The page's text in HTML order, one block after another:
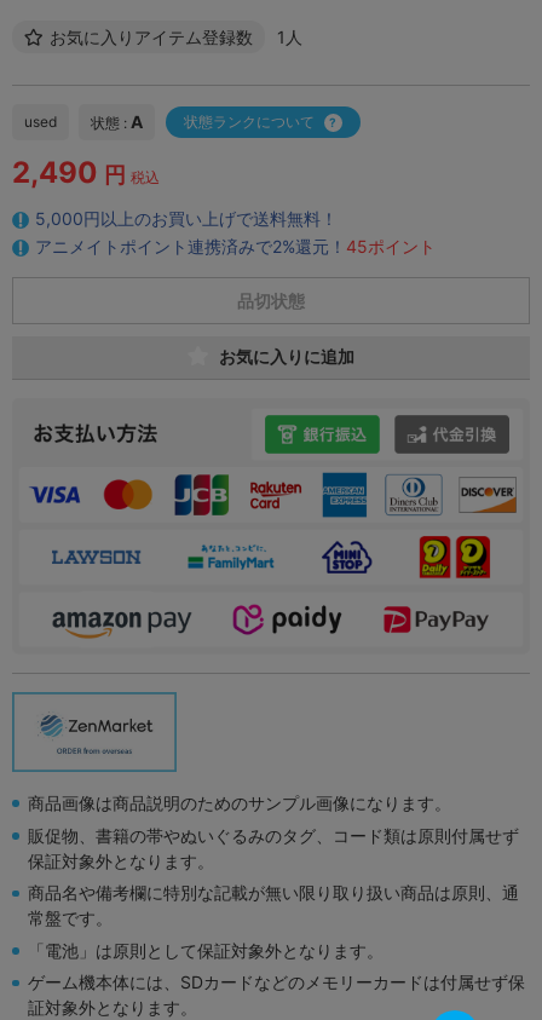
お気に入りアイテム登録数 1人
used 状態 : A 状態ランクについて
2,490 円 税込
5,000円以上のお買い上げで送料無料！
アニメイトポイント連携済みで2%還元！ 45ポイント
品切状態
お気に入りに追加
商品画像は商品説明のためのサンプル画像になります。
販促物、書籍の帯やぬいぐるみのタグ、コード類は原則付属せず
保証対象外となります。
商品名や備考欄に特別な記載が無い限り取り扱い商品は原則、通
常盤です。
「電池」は原則として保証対象外となります。
ゲーム機本体には、SDカードなどのメモリーカードは付属せず保
証対象外となります。